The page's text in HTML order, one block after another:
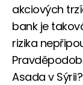
akciových
bank je
rizika
Asada v